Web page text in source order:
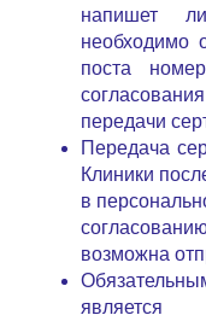
напишет
необходимо
поста
передачи
Передача
Клиники
в
возможна
является